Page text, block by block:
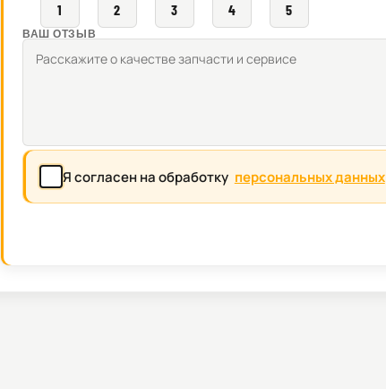
1 2 3 4 5
ВАШ ОТЗЫВ
Я согласен на обработку персональных данных